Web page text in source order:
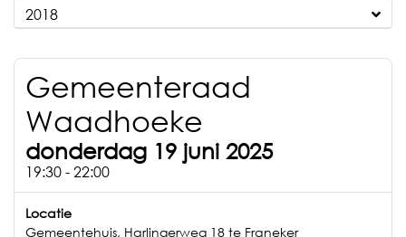
2018
Gemeenteraad
Waadhoeke
donderdag 19 juni 2025
19:30 - 22:00
Locatie
Gemeentehuis, Harlingerweg 18 te Franeker